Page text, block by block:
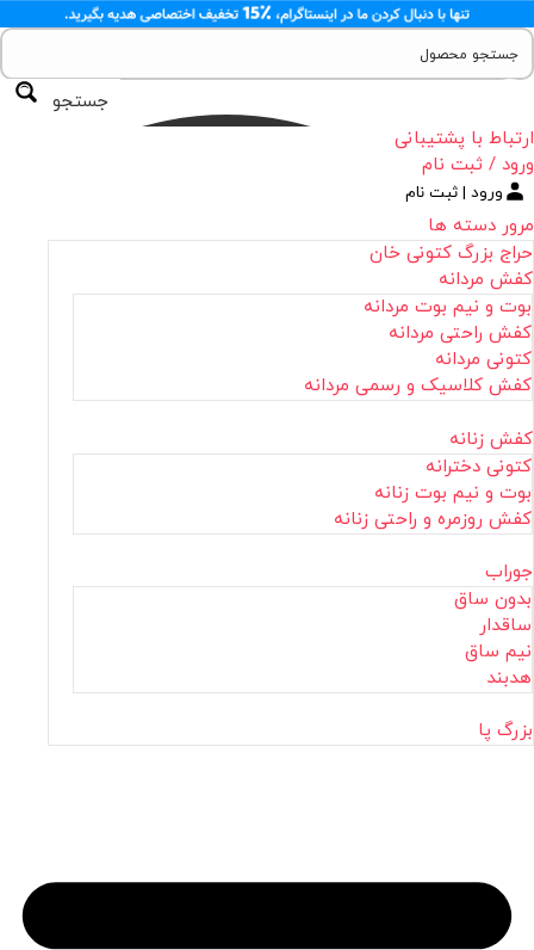
جستجو
ارتباط با پشتیبانی
ورود / ثبت نام
ورود | ثبت نام
مرور دسته ها
حراج بزرگ کتونی خان
کفش مردانه
بوت و نیم بوت مردانه
کفش راحتی مردانه
کتونی مردانه
کفش کلاسیک و رسمی مردانه
کفش زنانه
کتونی دخترانه
بوت و نیم بوت زنانه
کفش روزمره و راحتی زنانه
جوراب
بدون ساق
ساقدار
نیم ساق
هدبند
بزرگ پا